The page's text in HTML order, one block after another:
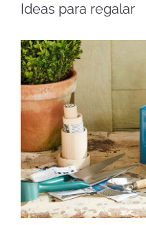
Ideas para regalar